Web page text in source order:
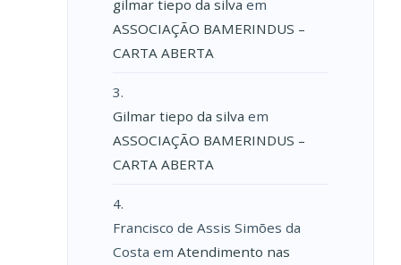
gilmar tiepo da silva em
ASSOCIAÇÃO BAMERINDUS –
CARTA ABERTA
Gilmar tiepo da silva em
ASSOCIAÇÃO BAMERINDUS –
CARTA ABERTA
Francisco de Assis Simões da
Costa em Atendimento nas